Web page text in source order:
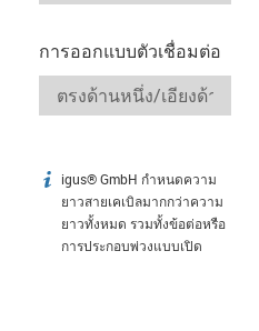
การออกแบบตัวเชื่อมต่อ
igus-icon-info
igus® GmbH กำหนดความ
ยาวสายเคเบิลมากกว่าความ
ยาวทั้งหมด รวมทั้งข้อต่อหรือ
การประกอบพ่วงแบบเปิด